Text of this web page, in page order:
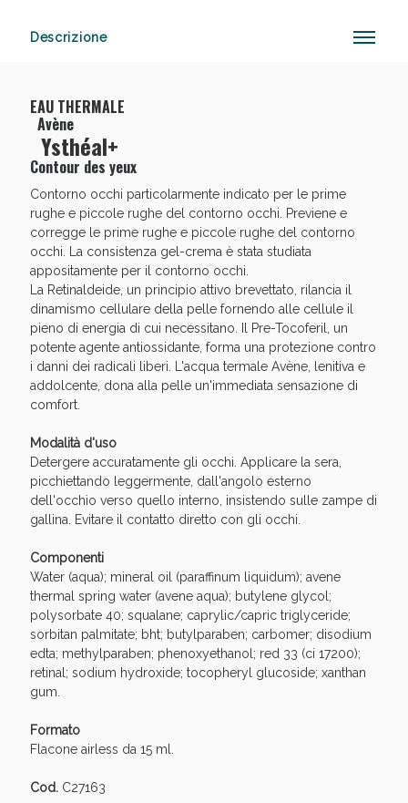
Descrizione
EAU THERMALE
Avène
Ysthéal+
Contour des yeux
Contorno occhi particolarmente indicato per le prime
rughe e piccole rughe del contorno occhi. Previene e
corregge le prime rughe e piccole rughe del contorno
occhi. La consistenza gel-crema è stata studiata
appositamente per il contorno occhi.
La Retinaldeide, un principio attivo brevettato, rilancia il
dinamismo cellulare della pelle fornendo alle cellule il
pieno di energia di cui necessitano. Il Pre-Tocoferil, un
potente agente antiossidante, forma una protezione contro
i danni dei radicali liberi. L'acqua termale Avène, lenitiva e
addolcente, dona alla pelle un'immediata sensazione di
comfort.
Modalità d'uso
Detergere accuratamente gli occhi. Applicare la sera,
picchiettando leggermente, dall'angolo esterno
dell'occhio verso quello interno, insistendo sulle zampe di
gallina. Evitare il contatto diretto con gli occhi.
Componenti
Water (aqua); mineral oil (paraffinum liquidum); avene
thermal spring water (avene aqua); butylene glycol;
polysorbate 40; squalane; caprylic/capric triglyceride;
sorbitan palmitate; bht; butylparaben; carbomer; disodium
edta; methylparaben; phenoxyethanol; red 33 (ci 17200);
retinal; sodium hydroxide; tocopheryl glucoside; xanthan
gum.
Formato
Flacone airless da 15 ml.
Cod.C27163
Vie Urinarie e Prostata: Sconti fino al 45% oggi!